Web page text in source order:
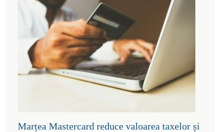
Marțea Mastercard reduce valoarea taxelor și